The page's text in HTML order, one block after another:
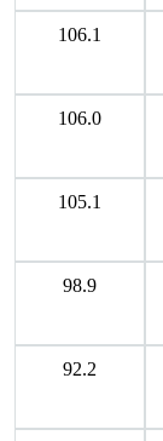
106.1
106.0
105.1
98.9
92.2